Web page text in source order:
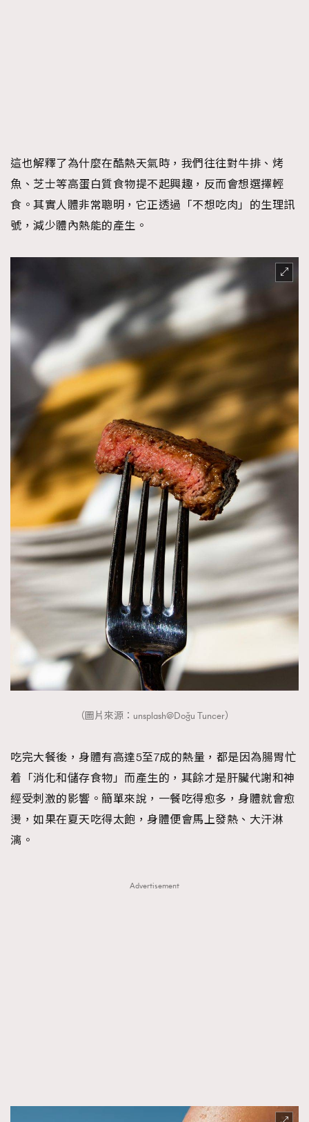
這也解釋了為什麼在酷熱天氣時，我們往往對牛排、烤
魚、芝士等高蛋白質食物提不起興趣，反而會想選擇輕
食。其實人體非常聰明，它正透過「不想吃肉」的生理訊
號，減少體內熱能的產生。
（圖片來源：unsplash@Doğu Tuncer）
吃完大餐後，身體有高達5至7成的熱量，都是因為腸胃忙
着「消化和儲存食物」而產生的，其餘才是肝臟代謝和神
經受刺激的影響。簡單來說，一餐吃得愈多，身體就會愈
燙，如果在夏天吃得太飽，身體便會馬上發熱、大汗淋
漓。
Advertisement